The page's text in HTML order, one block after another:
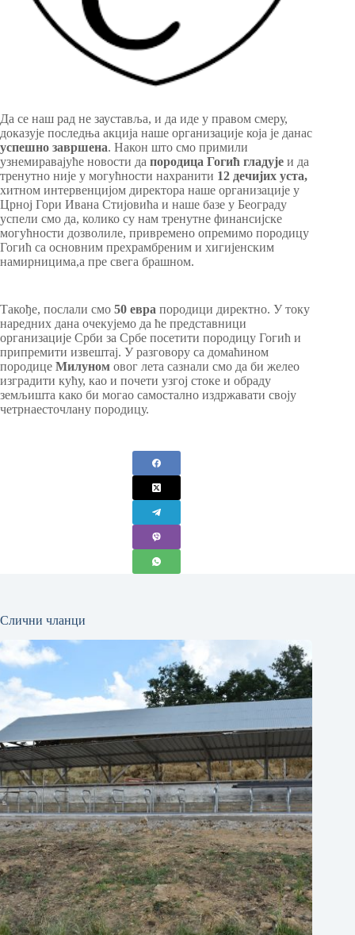
Да се наш рад не зауставља, и да иде у правом смеру,
доказује последња акција наше организације која је данас
успешно завршена. Након што смо примили
узнемиравајуће новости да породица Гогић гладује и да
тренутно није у могућности нахранити 12 дечијих уста,
хитном интервенцијом директора наше организације у
Црној Гори Ивана Стијовића и наше базе у Београду
успели смо да, колико су нам тренутне финансијске
могућности дозволиле, привремено опремимо породицу
Гогић са основним прехрамбреним и хигијенским
намирницима,а пре свега брашном.
Такође, послали смо 50 евра породици директно. У току
наредних дана очекујемо да ће представници
организације Срби за Србе посетити породицу Гогић и
припремити извештај. У разговору са домаћином
породице Милуном овог лета сазнали смо да би желео
изградити кућу, као и почети узгој стоке и обраду
земљишта како би могао самостално издржавати своју
четрнаесточлану породицу.
Слични чланци